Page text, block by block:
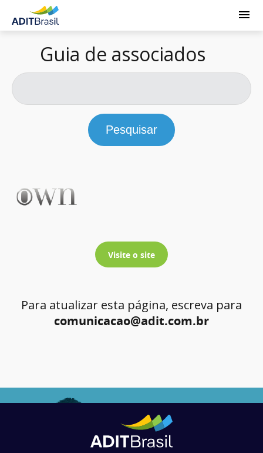
Guia de associados
Pesquisar
Visite o site
Para atualizar esta página, escreva para
comunicacao@adit.com.br